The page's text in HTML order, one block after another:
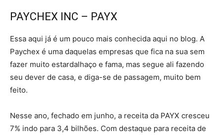
PAYCHEX INC – PAYX
Essa aqui já é um pouco mais conhecida aqui no blog. A
Paychex é uma daquelas empresas que fica na sua sem
fazer muito estardalhaço e fama, mas segue ali fazendo
seu dever de casa, e diga-se de passagem, muito bem
feito.
Nesse ano, fechado em junho, a receita da PAYX cresceu
7% indo para 3,4 bilhões. Com destaque para receita de